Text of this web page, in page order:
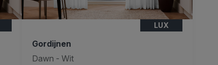
LUX
Gordijnen
Dawn - Wit